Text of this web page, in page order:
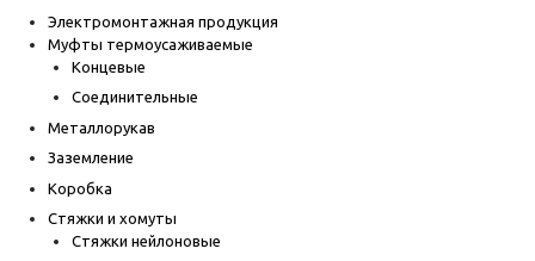
Электромонтажная продукция
Муфты термоусаживаемые
Концевые
Соединительные
Металлорукав
Заземление
Коробка
Стяжки и хомуты
Стяжки нейлоновые